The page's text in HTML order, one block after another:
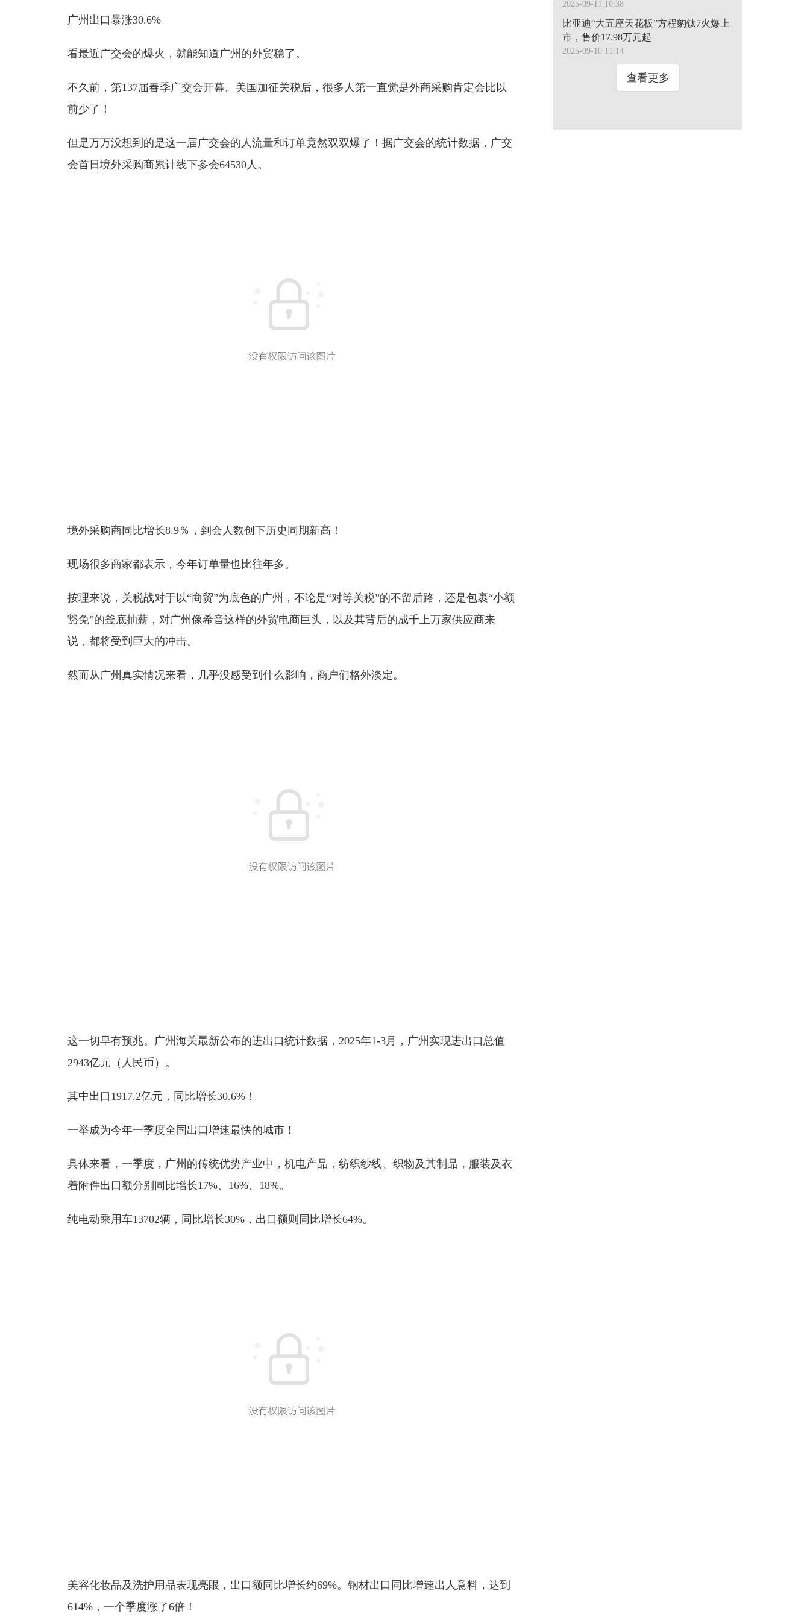
广州出口暴涨30.6%
看最近广交会的爆火，就能知道广州的外贸稳了。
不久前，第137届春季广交会开幕。美国加征关税后，很多人第一直觉是外商采购肯定会比以
前少了！
但是万万没想到的是这一届广交会的人流量和订单竟然双双爆了！据广交会的统计数据，广交
会首日境外采购商累计线下参会64530人。
境外采购商同比增长8.9％，到会人数创下历史同期新高！
现场很多商家都表示，今年订单量也比往年多。
按理来说，关税战对于以“商贸”为底色的广州，不论是“对等关税”的不留后路，还是包裹“小额
豁免”的釜底抽薪，对广州像希音这样的外贸电商巨头，以及其背后的成千上万家供应商来
说，都将受到巨大的冲击。
然而从广州真实情况来看，几乎没感受到什么影响，商户们格外淡定。
这一切早有预兆。广州海关最新公布的进出口统计数据，2025年1-3月，广州实现进出口总值
2943亿元（人民币）。
其中出口1917.2亿元，同比增长30.6%！
一举成为今年一季度全国出口增速最快的城市！
具体来看，一季度，广州的传统优势产业中，机电产品，纺织纱线、织物及其制品，服装及衣
着附件出口额分别同比增长17%、16%、18%。
纯电动乘用车13702辆，同比增长30%，出口额则同比增长64%。
美容化妆品及洗护用品表现亮眼，出口额同比增长约69%。钢材出口同比增速出人意料，达到
614%，一个季度涨了6倍！
2025-09-11 10:38
比亚迪“大五座天花板”方程豹钛7火爆上
市，售价17.98万元起
2025-09-10 11:14
查看更多